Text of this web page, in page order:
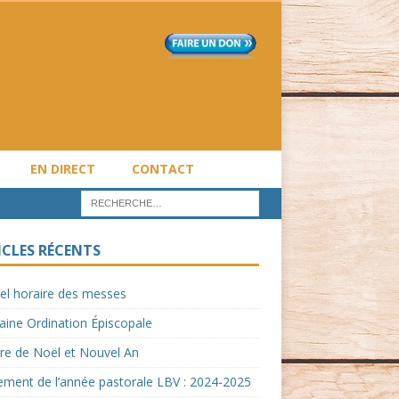
EN DIRECT CONTACT
RÉCENTS
horaire des messes
Ordination Épiscopale
de Noël et Nouvel An
de l’année pastorale LBV : 2024-2025